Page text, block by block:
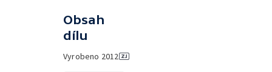
Obsah
dílu
Vyrobeno 2012